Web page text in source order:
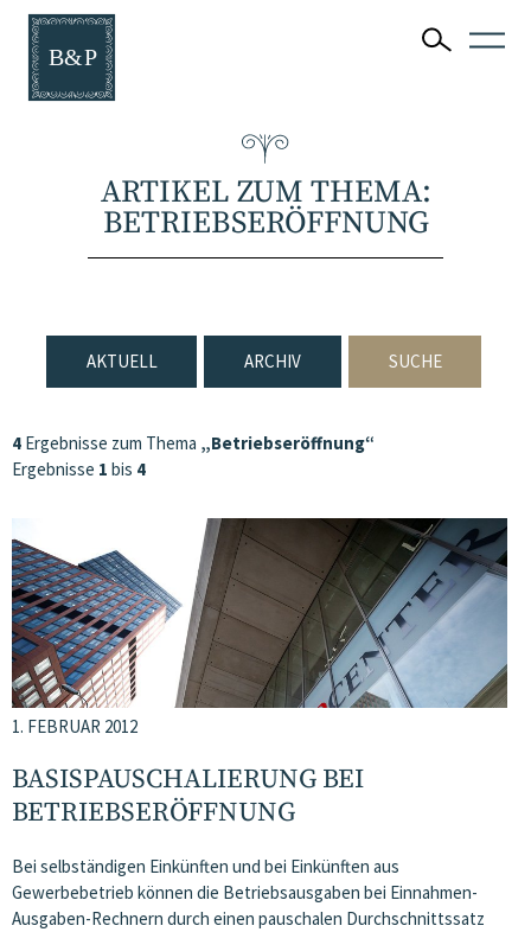
ARTIKEL ZUM THEMA:
BETRIEBSERÖFFNUNG
AKTUELL ARCHIV SUCHE
4 Ergebnisse zum Thema „Betriebseröffnung“
Ergebnisse 1 bis 4
1. FEBRUAR 2012
BASISPAUSCHALIERUNG BEI
BETRIEBSERÖFFNUNG
Bei selbständigen Einkünften und bei Einkünften aus
Gewerbebetrieb können die Betriebsausgaben bei Einnahmen-
Ausgaben-Rechnern durch einen pauschalen Durchschnittssatz